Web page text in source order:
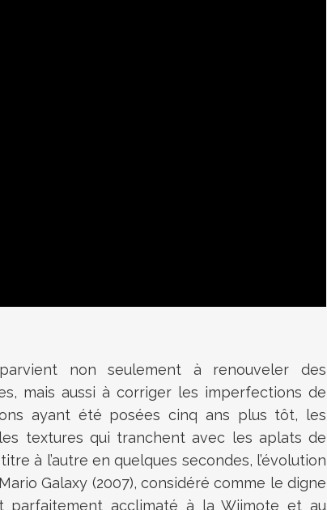
non seulement à renouveler des
mais aussi à corriger les imperfections de
ayant été posées cinq ans plus tôt, les
textures qui tranchent avec les aplats de
à l’autre en quelques secondes, l’évolution
Galaxy (2007), considéré comme le digne
parfaitement acclimaté à la Wiimote et au